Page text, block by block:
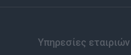
Υπηρεσίες εταιριών